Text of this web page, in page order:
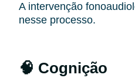
A intervenção
nesse processo.
🧠 Cognição